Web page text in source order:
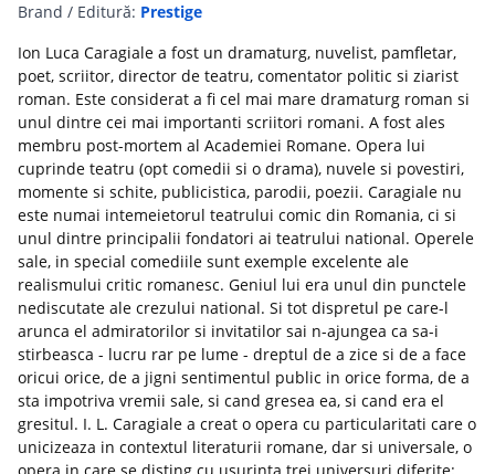
Brand / Editură: Prestige
Ion Luca Caragiale a fost un dramaturg, nuvelist, pamfletar,
poet, scriitor, director de teatru, comentator politic si ziarist
roman. Este considerat a fi cel mai mare dramaturg roman si
unul dintre cei mai importanti scriitori romani. A fost ales
membru post-mortem al Academiei Romane. Opera lui
cuprinde teatru (opt comedii si o drama), nuvele si povestiri,
momente si schite, publicistica, parodii, poezii. Caragiale nu
este numai intemeietorul teatrului comic din Romania, ci si
unul dintre principalii fondatori ai teatrului national. Operele
sale, in special comediile sunt exemple excelente ale
realismului critic romanesc. Geniul lui era unul din punctele
nediscutate ale crezului national. Si tot dispretul pe care-l
arunca el admiratorilor si invitatilor sai n-ajungea ca sa-i
stirbeasca - lucru rar pe lume - dreptul de a zice si de a face
oricui orice, de a jigni sentimentul public in orice forma, de a
sta impotriva vremii sale, si cand gresea ea, si cand era el
gresitul. I. L. Caragiale a creat o opera cu particularitati care o
unicizeaza in contextul literaturii romane, dar si universale, o